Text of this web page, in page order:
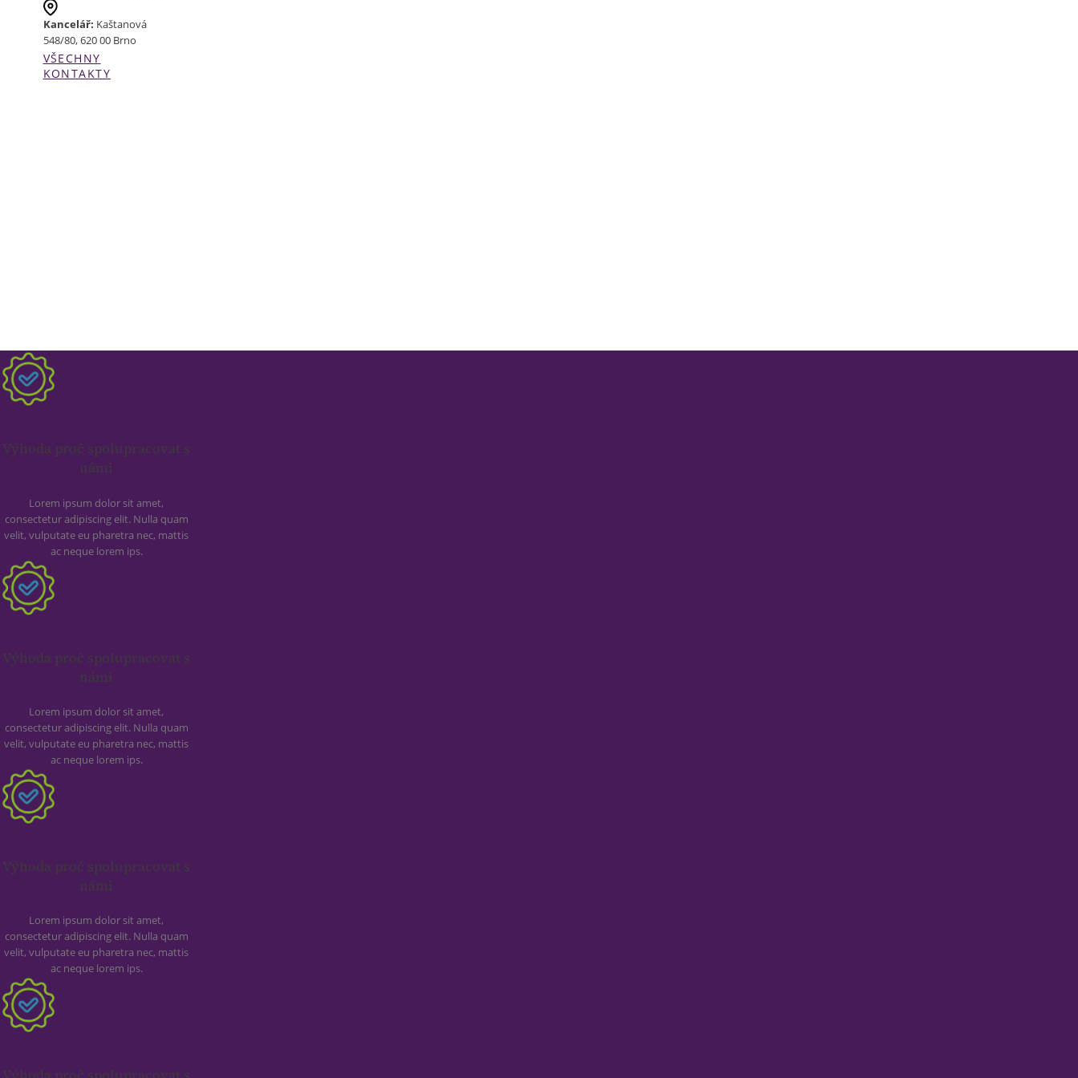
Kancelář: Kaštanová
548/80, 620 00 Brno
VŠECHNY
KONTAKTY
Výhoda proč spolupracovat s
námi
Lorem ipsum dolor sit amet,
consectetur adipiscing elit. Nulla quam
velit, vulputate eu pharetra nec, mattis
ac neque lorem ips.
Výhoda proč spolupracovat s
námi
Lorem ipsum dolor sit amet,
consectetur adipiscing elit. Nulla quam
velit, vulputate eu pharetra nec, mattis
ac neque lorem ips.
Výhoda proč spolupracovat s
námi
Lorem ipsum dolor sit amet,
consectetur adipiscing elit. Nulla quam
velit, vulputate eu pharetra nec, mattis
ac neque lorem ips.